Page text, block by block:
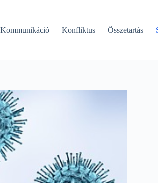
Kommunikáció Konfliktus Összetartás